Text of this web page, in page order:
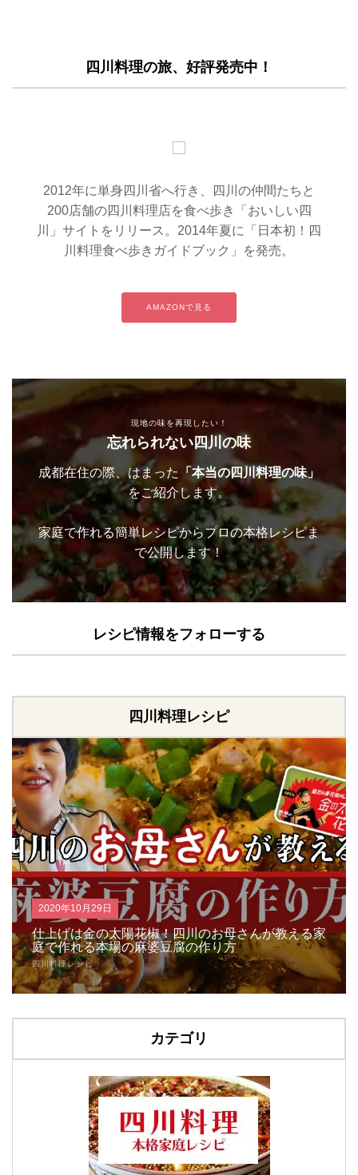
四川料理の旅、好評発売中！
2012年に単身四川省へ行き、四川の仲間たちと
200店舗の四川料理店を食べ歩き「おいしい四
川」サイトをリリース。2014年夏に「日本初！四
川料理食べ歩きガイドブック」を発売。
AMAZONで見る
現地の味を再現したい！
忘れられない四川の味
成都在住の際、はまった
「本当の四川料理の味」
をご紹介します。
家庭で作れる簡単レシピからプロの本格レシピま
で公開します！
レシピ情報をフォローする
四川料理レシピ
2020年10月29日
仕上げは金の太陽花椒！四川のお母さんが教える家
庭で作れる本場の麻婆豆腐の作り方
四川料理レシピ
カテゴリ